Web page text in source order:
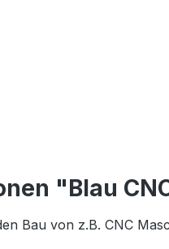
"Blau
Bau von z.B. CNC